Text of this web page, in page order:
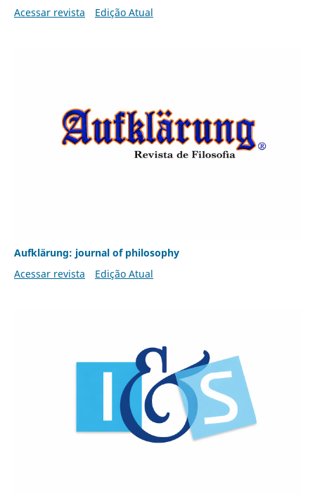
Acessar revista
Edição Atual
Aufklärung: journal of philosophy
Acessar revista
Edição Atual